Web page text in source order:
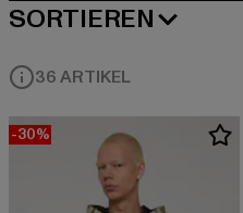
SORTIEREN
BELIEBTESTE
36 ARTIKEL
-30%